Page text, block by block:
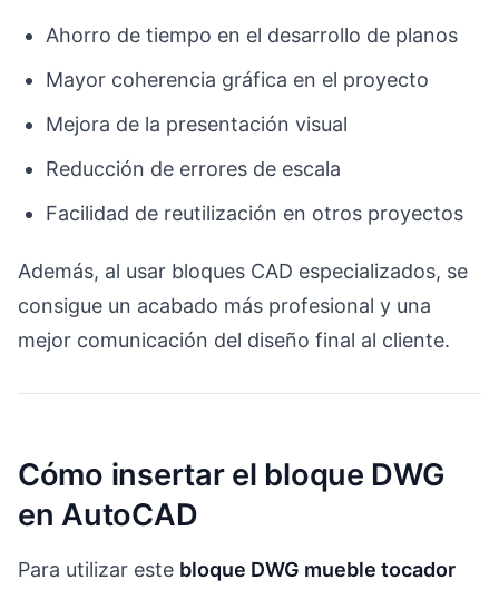
Ahorro de tiempo en el desarrollo de planos
Mayor coherencia gráfica en el proyecto
Mejora de la presentación visual
Reducción de errores de escala
Facilidad de reutilización en otros proyectos
Además, al usar bloques CAD especializados, se
consigue un acabado más profesional y una
mejor comunicación del diseño final al cliente.
Cómo insertar el bloque DWG
en AutoCAD
Para utilizar este bloque DWG mueble tocador